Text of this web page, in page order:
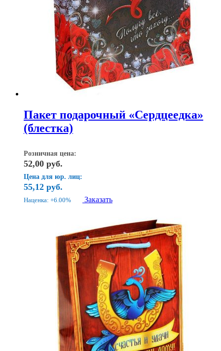
Пакет подарочный «Сердцеедка»
(блестка)
Розничная цена:
52,00 руб.
Цена для юр. лиц:
55,12 руб.
Наценка: +6.00% Заказать